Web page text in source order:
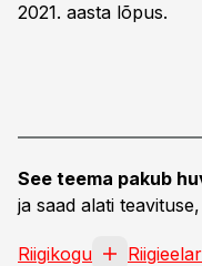
2021. aasta lõpus.
See teema pakub
ja saad alati
Riigikogu